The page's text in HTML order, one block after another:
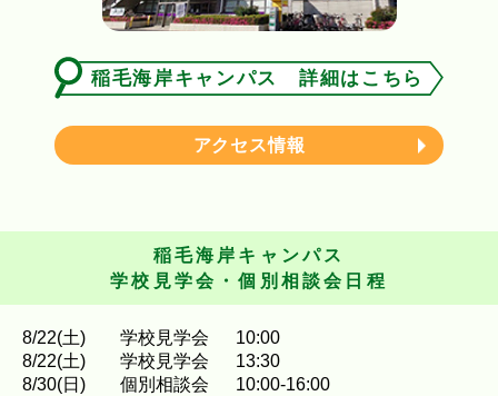
稲毛海岸キャンパス 詳細はこちら
アクセス情報
稲毛海岸キャンパス
学校見学会・個別相談会日程
8/22(土) 学校見学会
10:00
8/22(土) 学校見学会
13:30
8/30(日) 個別相談会
10:00-16:00